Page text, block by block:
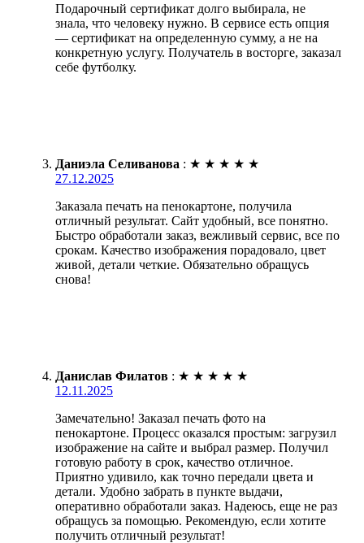
Подарочный сертификат долго выбирала, не
знала, что человеку нужно. В сервисе есть опция
— сертификат на определенную сумму, а не на
конкретную услугу. Получатель в восторге, заказал
себе футболку.
Даниэла Селиванова : ★ ★ ★ ★ ★
27.12.2025
Заказала печать на пенокартоне, получила
отличный результат. Сайт удобный, все понятно.
Быстро обработали заказ, вежливый сервис, все по
срокам. Качество изображения порадовало, цвет
живой, детали четкие. Обязательно обращусь
снова!
Данислав Филатов : ★ ★ ★ ★ ★
12.11.2025
Замечательно! Заказал печать фото на
пенокартоне. Процесс оказался простым: загрузил
изображение на сайте и выбрал размер. Получил
готовую работу в срок, качество отличное.
Приятно удивило, как точно передали цвета и
детали. Удобно забрать в пункте выдачи,
оперативно обработали заказ. Надеюсь, еще не раз
обращусь за помощью. Рекомендую, если хотите
получить отличный результат!